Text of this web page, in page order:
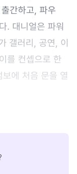
간하고, 파우
. 대니얼은 파워
갤러리, 공연, 이
를 컨셉으로 한
에 처음 문을 열